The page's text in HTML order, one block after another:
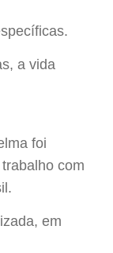
a vida
foi
com
em